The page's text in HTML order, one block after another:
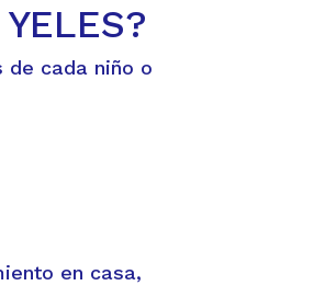
de cada niño o
en casa,